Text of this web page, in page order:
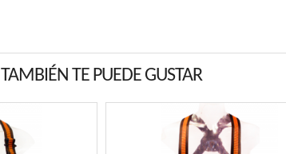
TAMBIÉN TE PUEDE GUSTAR